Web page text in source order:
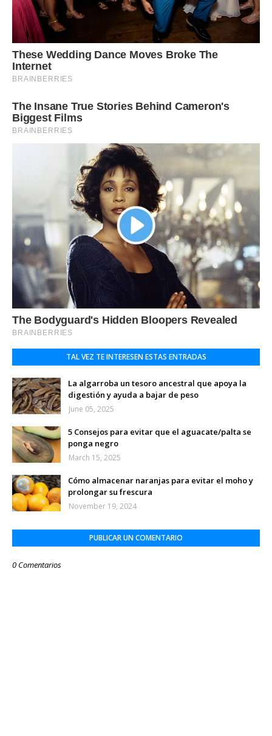
TAL VEZ TE INTERESEN ESTAS ENTRADAS
La algarroba un tesoro ancestral que apoya la
digestión y ayuda a bajar de peso
June 05, 2025
5 Consejos para evitar que el aguacate/palta se
ponga negro
March 15, 2025
Cómo almacenar naranjas para evitar el moho y
prolongar su frescura
November 19, 2024
PUBLICAR UN COMENTARIO
0 Comentarios